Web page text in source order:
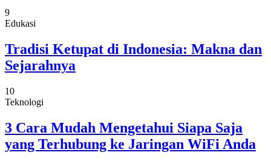
9
Edukasi
Tradisi Ketupat di Indonesia: Makna dan
Sejarahnya
10
Teknologi
3 Cara Mudah Mengetahui Siapa Saja
yang Terhubung ke Jaringan WiFi Anda